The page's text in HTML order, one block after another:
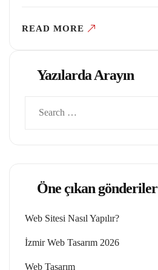
READ MORE
Yazılarda Arayın
Öne çıkan gönderiler
Web Sitesi Nasıl Yapılır?
İzmir Web Tasarım 2026
Web Tasarım